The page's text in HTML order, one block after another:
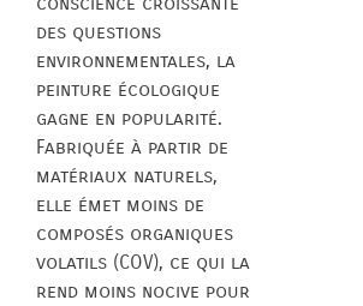
des questions
environnementales, la
peinture écologique
gagne en popularité.
Fabriquée à partir de
matériaux naturels,
elle émet moins de
composés organiques
volatils (COV), ce qui la
rend moins nocive pour